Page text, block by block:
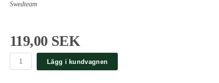
Swedteam
119,00 SEK
Lägg i kundvagnen